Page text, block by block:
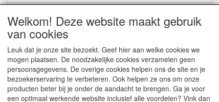
Aktieartikelen
Medisan Trading te Alblasserdam. Alle genoemde prijzen zijn
inclusief BTW enexclusief verzendkostentenzij anders
Welkom! Deze website maakt gebruik
van cookies
Leuk dat je onze site bezoekt. Geef hier aan welke cookies we
mogen plaatsen. De noodzakelijke cookies verzamelen geen
persoonsgegevens. De overige cookies helpen ons de site en je
bezoekerservaring te verbeteren. Ook helpen ze ons om onze
producten beter bij je onder de aandacht te brengen. Ga je voor
een optimaal werkende website inclusief alle voordelen? Vink dan